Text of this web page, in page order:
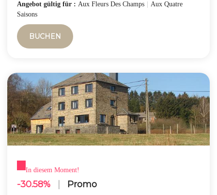
Angebot gültig für : Aux Fleurs Des Champs
Aux Quatre
Saisons
BUCHEN
In diesem Moment!
-30.58% Promo